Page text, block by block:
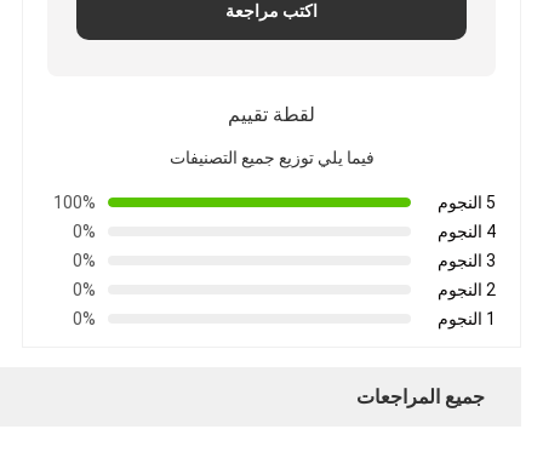
اكتب مراجعة
لقطة تقييم
فيما يلي توزيع جميع التصنيفات
5 النجوم
100%
4 النجوم
0%
3 النجوم
0%
2 النجوم
0%
1 النجوم
0%
جميع المراجعات